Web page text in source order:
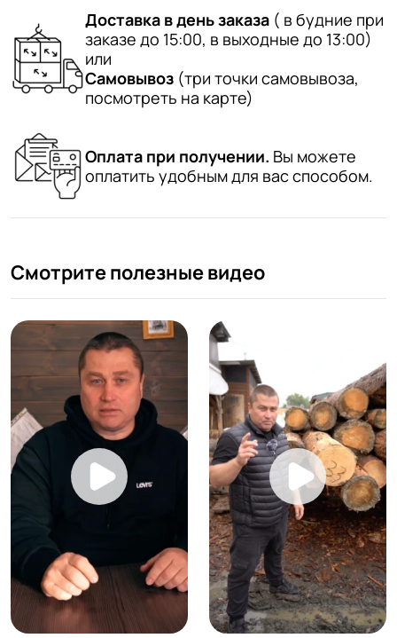
Доставка в день заказа ( в будние при
заказе до 15:00, в выходные до 13:00)
или
Самовывоз (три точки самовывоза,
посмотреть на карте)
Оплата при получении. Вы можете
оплатить удобным для вас способом.
Смотрите полезные видео